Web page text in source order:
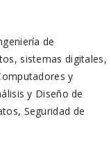
de
sistemas digitales,
y
y Diseño de
Seguridad de